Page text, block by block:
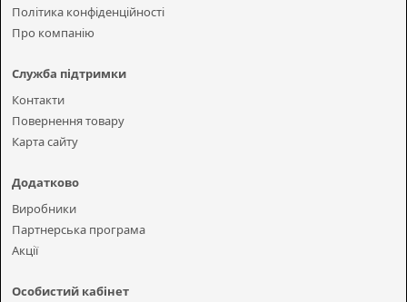
Політика конфіденційності
Про компанію
Служба підтримки
Контакти
Повернення товару
Карта сайту
Додатково
Виробники
Партнерська програма
Акції
Особистий кабінет